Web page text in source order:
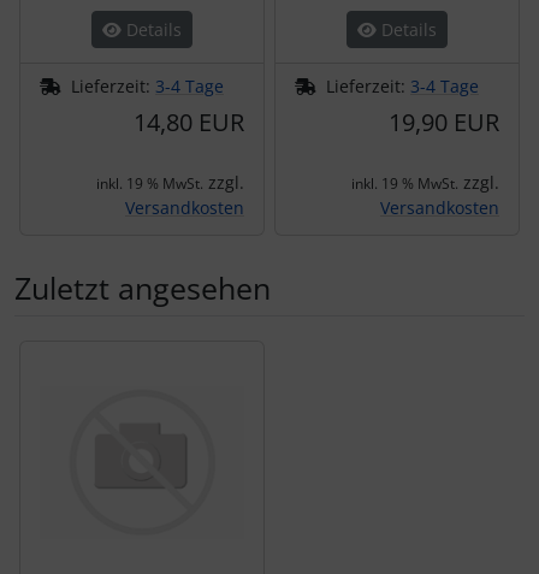
Details
Lieferzeit: 3-4 Tage
14,80 EUR
inkl. 19 % MwSt. zzgl.
Versandkosten
Details
Lieferzeit: 3-4 Tage
19,90 EUR
inkl. 19 % MwSt. zzgl.
Versandkosten
Zuletzt angesehen